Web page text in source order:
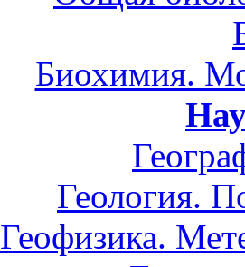
Биохимия.
Геология.
Геофизика.